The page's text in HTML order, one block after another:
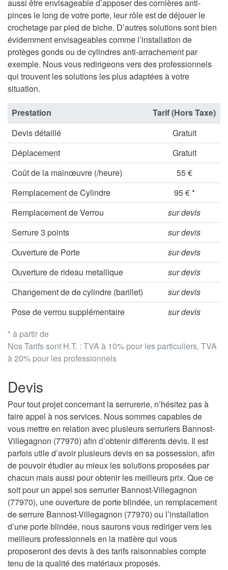
aussi être envisageable d’apposer des cornières anti-
pinces le long de votre porte, leur rôle est de déjouer le
crochetage par pied de biche. D’autres solutions sont bien
évidemment envisageables comme l’installation de
protèges gonds ou de cylindres anti-arrachement par
exemple. Nous vous redirigeons vers des professionnels
qui trouvent les solutions les plus adaptées à votre
situation.
* à partir de
Nos Tarifs sont H.T. : TVA à 10% pour les particuliers, TVA
à 20% pour les professionnels
Prestation
Tarif (Hors Taxe)
Devis détaillé
Gratuit
Déplacement
Gratuit
Coût de la mainœuvre (/heure)
55 €
Remplacement de Cylindre
95 € *
Remplacement de Verrou
sur devis
Serrure 3 points
sur devis
Ouverture de Porte
sur devis
Ouverture de rideau metallique
sur devis
Changement de de cylindre (barillet)
sur devis
Pose de verrou supplémentaire
sur devis
Devis
Pour tout projet concernant la serrurerie, n’hésitez pas à
faire appel à nos services. Nous sommes capables de
vous mettre en relation avec plusieurs serruriers Bannost-
Villegagnon (77970) afin d’obtenir différents devis. Il est
parfois utile d’avoir plusieurs devis en sa possession, afin
de pouvoir étudier au mieux les solutions proposées par
chacun mais aussi pour obtenir les meilleurs prix. Que ce
soit pour un appel sos serrurier Bannost-Villegagnon
(77970), une ouverture de porte blindée, un remplacement
de serrure Bannost-Villegagnon (77970) ou l’installation
d’une porte blindée, nous saurons vous rediriger vers les
meilleurs professionnels en la matière qui vous
proposeront des devis à des tarifs raisonnables compte
tenu de la qualité des matériaux proposés.